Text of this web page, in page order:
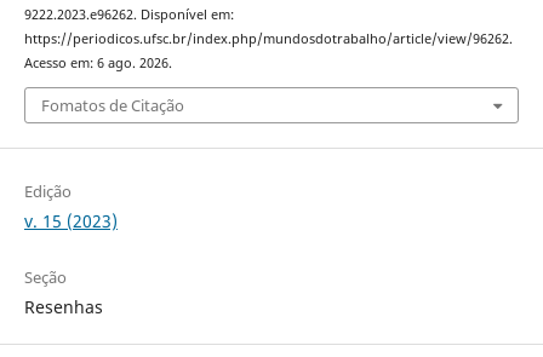
9222.2023.e96262. Disponível em:
https://periodicos.ufsc.br/index.php/mundosdotrabalho/article/view/96262.
Acesso em: 6 ago. 2026.
Fomatos de Citação
Edição
v. 15 (2023)
Seção
Resenhas